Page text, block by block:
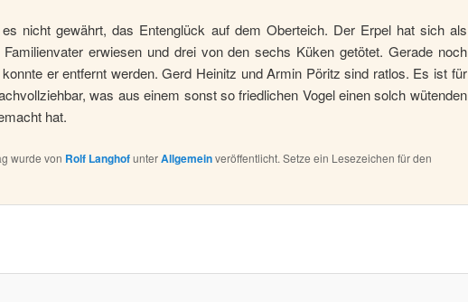
nicht gewährt, das Entenglück auf dem Oberteich. Der Erpel hat sich als
erwiesen und drei von den sechs Küken getötet. Gerade noch
er entfernt werden. Gerd Heinitz und Armin Pöritz sind ratlos. Es ist für
was aus einem sonst so friedlichen Vogel einen solch wütenden
hat.
wurde von Rolf LanghofunterAllgemeinveröffentlicht. Setze ein Lesezeichen für den